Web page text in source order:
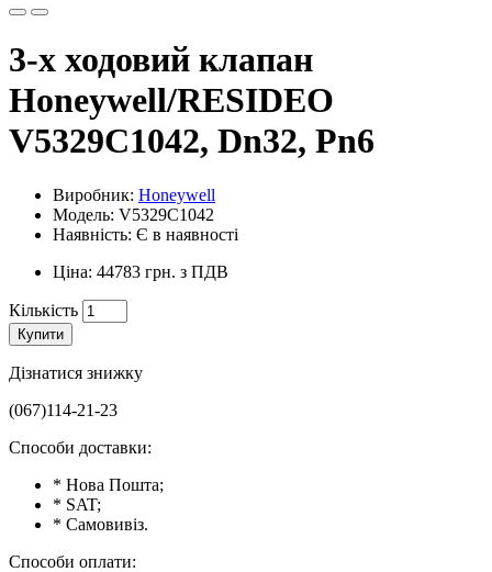
3-х ходовий клапан
Honeywell/RESIDEO
V5329C1042, Dn32, Pn6
Виробник: Honeywell
Модель: V5329C1042
Наявність: Є в наявності
Ціна: 44783 грн. з ПДВ
Кількість
Купити
Дізнатися знижку
(067)114-21-23
Способи доставки:
* Нова Пошта;
* SAT;
* Самовивіз.
Способи оплати: